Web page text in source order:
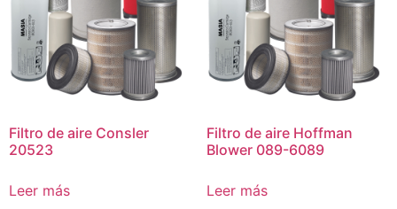
Filtro de aire Consler
20523
Leer más
Filtro de aire Hoffman
Blower 089-6089
Leer más